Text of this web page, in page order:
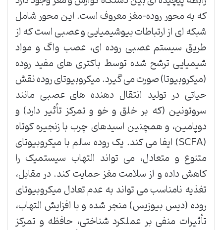
که به محور روده-مغز معروف است. این محور شامل
شبکه ای از ارتباطات بیوشیمیایی و عصبی است که از
طریق سیستم عصبی روده ای، عصب واگ و مواد
شیمیایی ترشح شده توسط باکتری های مفید روده
(میکروبیوتا) صورت می گیرد. میکروبیوتای روده نقش
حیاتی در تولید انتقال دهنده های عصبی مانند
سروتونین (که بر خلق و خو و تمرکز تأثیر دارد) و
دوپامین، و همچنین اسیدهای چرب با زنجیره کوتاه
(SCFA) ایفا می کند. یک روده سالم با میکروبیوتای
متنوع و متعادل، می تواند التهاب سیستمیک را
کاهش داده و از سلامت مغز حمایت کند. در مقابل،
تغذیه نامناسب می تواند به عدم تعادل میکروبیوتای
روده (دیس بیوزیس) منجر شده و با افزایش التهاب،
تأثیرات منفی بر عملکرد شناختی، حافظه و تمرکز